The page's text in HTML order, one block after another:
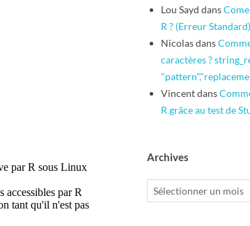
Lou Sayd dans
R ? (Erreur Standard)
Nicolasdans
caractères ?
Vincentdans
R grâce au test de
Archives
Archives